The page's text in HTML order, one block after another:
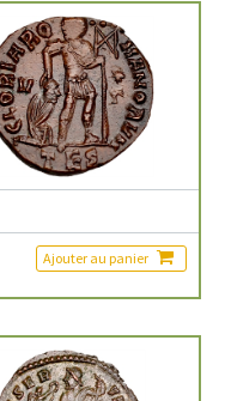
Ajouter au panier